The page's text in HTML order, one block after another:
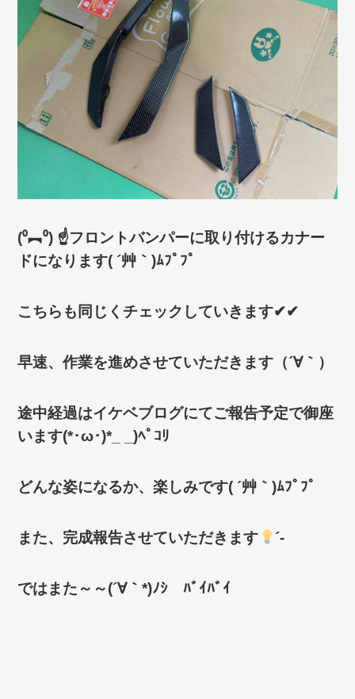
(⁰︻⁰) ☝フロントバンパーに取り付けるカナー
ドになります( ´艸｀)ﾑﾌﾟﾌﾟ
こちらも同じくチェックしていきます✔︎︎︎︎︎✔
早速、作業を進めさせていただきます（´∀｀）
途中経過はイケベブログにてご報告予定で御座
います(*･ω･)*_ _)ﾍﾟｺﾘ
どんな姿になるか、楽しみです( ´艸｀)ﾑﾌﾟﾌﾟ
また、完成報告させていただきます ´-
ではまた～～(´∀｀*)ﾉｼ ﾊﾞｲﾊﾞｲ